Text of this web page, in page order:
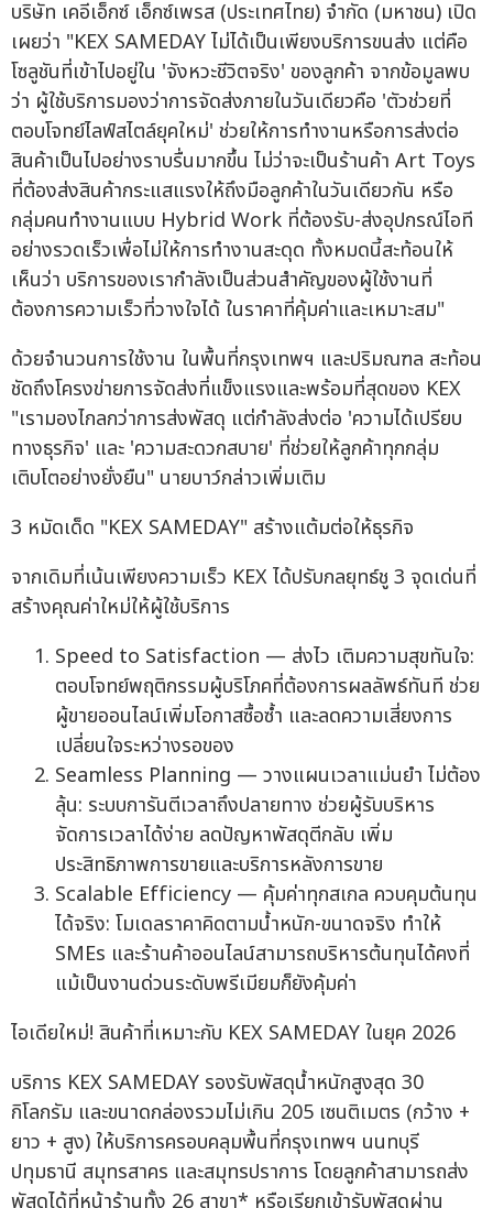
บริษัท เคอีเอ็กซ์ เอ็กซ์เพรส (ประเทศไทย) จำกัด (มหาชน) เปิด
เผยว่า "KEX SAMEDAY ไม่ได้เป็นเพียงบริการขนส่ง แต่คือ
โซลูชันที่เข้าไปอยู่ใน 'จังหวะชีวิตจริง' ของลูกค้า จากข้อมูลพบ
ว่า ผู้ใช้บริการมองว่าการจัดส่งภายในวันเดียวคือ 'ตัวช่วยที่
ตอบโจทย์ไลฟ์สไตล์ยุคใหม่' ช่วยให้การทำงานหรือการส่งต่อ
สินค้าเป็นไปอย่างราบรื่นมากขึ้น ไม่ว่าจะเป็นร้านค้า Art Toys
ที่ต้องส่งสินค้ากระแสแรงให้ถึงมือลูกค้าในวันเดียวกัน หรือ
กลุ่มคนทำงานแบบ Hybrid Work ที่ต้องรับ-ส่งอุปกรณ์ไอที
อย่างรวดเร็วเพื่อไม่ให้การทำงานสะดุด ทั้งหมดนี้สะท้อนให้
เห็นว่า บริการของเรากำลังเป็นส่วนสำคัญของผู้ใช้งานที่
ต้องการความเร็วที่วางใจได้ ในราคาที่คุ้มค่าและเหมาะสม"
ด้วยจำนวนการใช้งาน ในพื้นที่กรุงเทพฯ และปริมณฑล สะท้อน
ชัดถึงโครงข่ายการจัดส่งที่แข็งแรงและพร้อมที่สุดของ KEX
"เรามองไกลกว่าการส่งพัสดุ แต่กำลังส่งต่อ 'ความได้เปรียบ
ทางธุรกิจ' และ 'ความสะดวกสบาย' ที่ช่วยให้ลูกค้าทุกกลุ่ม
เติบโตอย่างยั่งยืน" นายบาว์กล่าวเพิ่มเติม
3 หมัดเด็ด "KEX SAMEDAY" สร้างแต้มต่อให้ธุรกิจ
จากเดิมที่เน้นเพียงความเร็ว KEX ได้ปรับกลยุทธ์ชู 3 จุดเด่นที่
สร้างคุณค่าใหม่ให้ผู้ใช้บริการ
Speed to Satisfaction — ส่งไว เติมความสุขทันใจ:
ตอบโจทย์พฤติกรรมผู้บริโภคที่ต้องการผลลัพธ์ทันที ช่วย
ผู้ขายออนไลน์เพิ่มโอกาสซื้อซ้ำ และลดความเสี่ยงการ
เปลี่ยนใจระหว่างรอของ
Seamless Planning — วางแผนเวลาแม่นยำ ไม่ต้อง
ลุ้น: ระบบการันตีเวลาถึงปลายทาง ช่วยผู้รับบริหาร
จัดการเวลาได้ง่าย ลดปัญหาพัสดุตีกลับ เพิ่ม
ประสิทธิภาพการขายและบริการหลังการขาย
Scalable Efficiency — คุ้มค่าทุกสเกล ควบคุมต้นทุน
ได้จริง: โมเดลราคาคิดตามน้ำหนัก-ขนาดจริง ทำให้
SMEs และร้านค้าออนไลน์สามารถบริหารต้นทุนได้คงที่
แม้เป็นงานด่วนระดับพรีเมียมก็ยังคุ้มค่า
ไอเดียใหม่! สินค้าที่เหมาะกับ KEX SAMEDAY ในยุค 2026
บริการ KEX SAMEDAY รองรับพัสดุน้ำหนักสูงสุด 30
กิโลกรัม และขนาดกล่องรวมไม่เกิน 205 เซนติเมตร (กว้าง +
ยาว + สูง) ให้บริการครอบคลุมพื้นที่กรุงเทพฯ นนทบุรี
ปทุมธานี สมุทรสาคร และสมุทรปราการ โดยลูกค้าสามารถส่ง
พัสดุได้ที่หน้าร้านทั้ง 26 สาขา* หรือเรียกเข้ารับพัสดุผ่าน